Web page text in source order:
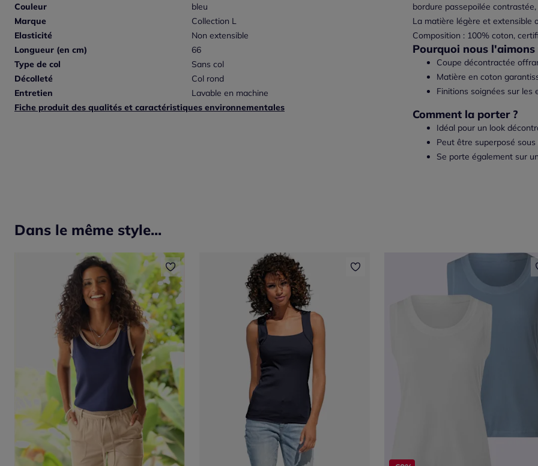
Couleur
bleu
Marque
Collection L
Elasticité
Non extensible
Longueur (en cm)
66
Type de col
Sans col
Décolleté
Col rond
Entretien
Lavable en machine
Fiche produit des qualités et caractéristiques environnementales
bordure passepoilée
La matière légère et extensible
Composition : 100% coton,
Pourquoi nous l'aimons
Coupe décontractée
Matière en coton
Finitions soignées sur
Comment la porter ?
Idéal pour un look
Peut être superposé
Se porte également sur
Dans le même style...